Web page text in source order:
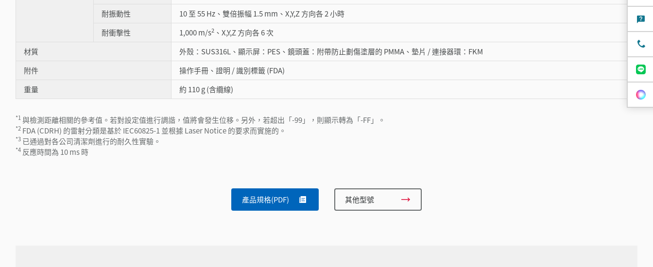
耐振動性
10 至 55 Hz、雙倍振幅 1.5 mm、X,Y,Z 方向各 2 小時
耐衝擊性
1,000 m/s2 、X,Y,Z 方向各 6 次
材質
外殼：SUS316L、顯示屏：PES、鏡頭蓋：附帶防止劃傷塗層的 PMMA、墊片 / 連接器環：FKM
附件
操作手冊、證明 / 識別標籤 (FDA)
重量
約 110 g (含纜線)
*1 與檢測距離相關的參考值。若對設定值進行調諧，值將會發生位移。另外，若超出「-99」，則顯示轉為「-FF」。
*2 FDA (CDRH) 的雷射分類是基於 IEC60825-1 並根據 Laser Notice 的要求而實施的。
*3 已通過對各公司清潔劑進行的耐久性實驗。
*4 反應時間為 10 ms 時
產品規格(PDF) 其他型號